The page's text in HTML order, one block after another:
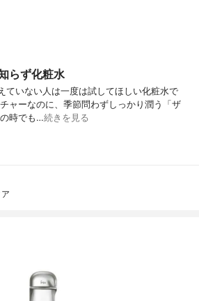
らず化粧水
ていない人は一度は試してほしい化粧水で
ャーなのに、季節問わずしっかり潤う「ザ
時でも…続きを見る